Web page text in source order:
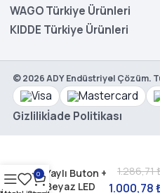
WAGO Türkiye Ürünleri
KIDDE Türkiye Ürünleri
©2026ADY Endüstriyel Çözüm.
Gizlilikİade Politikası
WEG CSW2-
BDSI21IO-
11000000-
Yaylı Buton +
Beyaz LED
1.286,71
1.000,78
0